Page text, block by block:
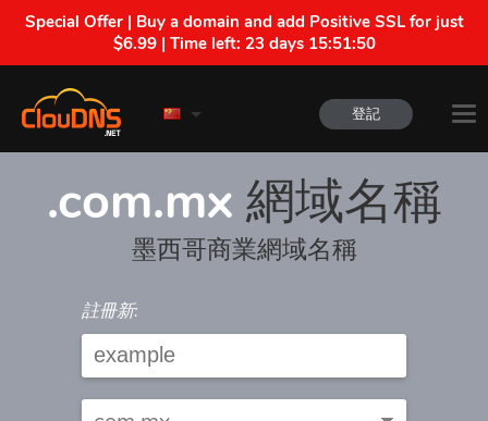
Special Offer | Buy a domain and add Positive SSL for just
$6.99 | Time left: 23 days 15:51:50
登記
.com.mx 網域名稱
墨西哥商業網域名稱
註冊新: